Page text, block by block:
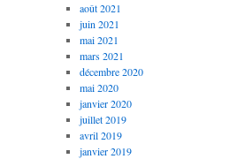
août 2021
juin 2021
mai 2021
mars 2021
décembre 2020
mai 2020
janvier 2020
juillet 2019
avril 2019
janvier 2019